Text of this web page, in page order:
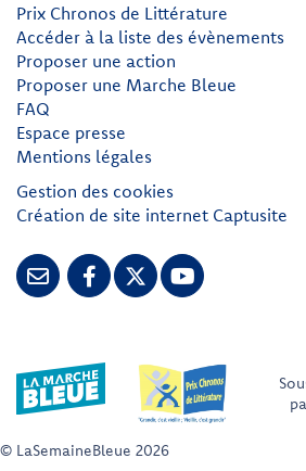
Prix Chronos de Littérature
Accéder à la liste des évènements
Proposer une action
Proposer une Marche Bleue
FAQ
Espace presse
Mentions légales
Gestion des cookies
Création de site internet Captusite
© LaSemaineBleue 2026